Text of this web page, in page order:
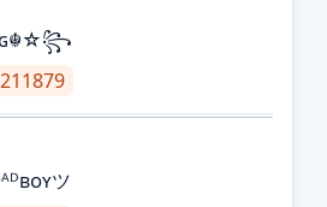
211879
ツ